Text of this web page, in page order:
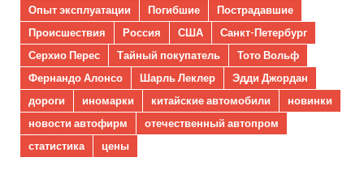
Опыт эксплуатации
Погибшие
Пострадавшие
Происшествия
Россия США
Санкт-Петербург
Серхио Перес
Тайный покупатель
Тото Вольф
Фернандо Алонсо
Шарль Леклер
Эдди Джордан
дороги
иномарки китайские автомобили
новинки
новости автофирм
отечественный автопром
статистика
цены